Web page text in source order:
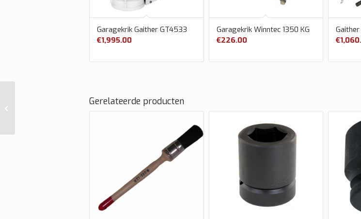
Garagekrik Gaither GT4533
€1,995.00
Garagekrik Winntec 1350 KG
€226.00
€
Gerelateerde producten